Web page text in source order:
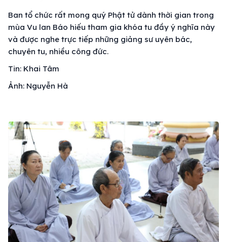
Ban tổ chức rất mong quý Phật tử dành thời gian trong
mùa Vu lan Báo hiếu tham gia khóa tu đầy ý nghĩa này
và được nghe trực tiếp những giảng sư uyên bác,
chuyên tu, nhiều công đức.
Tin: Khai Tâm
Ảnh: Nguyễn Hà